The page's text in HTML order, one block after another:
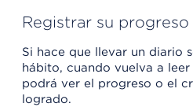
Registrar su
Si hace que llevar un diario
hábito, cuando vuelva a
podrá ver el progreso o el
logrado.